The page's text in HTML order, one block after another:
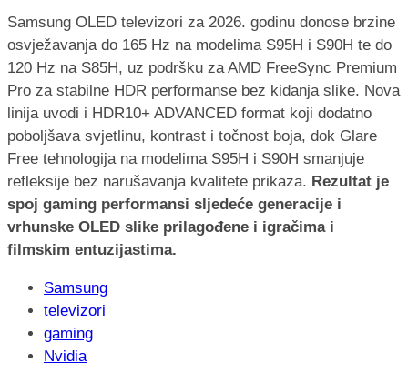
Samsung OLED televizori za 2026. godinu donose brzine
osvježavanja do 165 Hz na modelima S95H i S90H te do
120 Hz na S85H, uz podršku za AMD FreeSync Premium
Pro za stabilne HDR performanse bez kidanja slike. Nova
linija uvodi i HDR10+ ADVANCED format koji dodatno
poboljšava svjetlinu, kontrast i točnost boja, dok Glare
Free tehnologija na modelima S95H i S90H smanjuje
refleksije bez narušavanja kvalitete prikaza. Rezultat je
spoj gaming performansi sljedeće generacije i
vrhunske OLED slike prilagođene i igračima i
filmskim entuzijastima.
Samsung
televizori
gaming
Nvidia